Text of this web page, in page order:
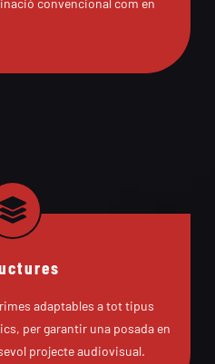
adaptables a tot tipus
per garantir una posada en
projecte audiovisual.